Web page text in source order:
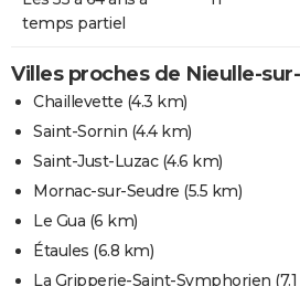
temps partiel
Villes proches de Nieulle-
Chaillevette (4.3 km)
Saint-Sornin (4.4 km)
Saint-Just-Luzac(4.6 km)
Mornac-sur-Seudre (5.5 km)
Le Gua (6 km)
Étaules (6.8 km)
La Gripperie-Saint-Symphorien